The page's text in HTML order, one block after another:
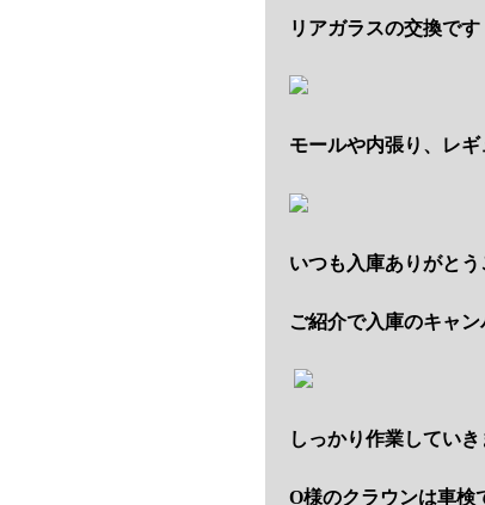
リアガラスの交換です
モールや内張り、レ
いつも入庫ありがと
ご紹介で入庫のキャ
しっかり作業してい
O様のクラウンは車検